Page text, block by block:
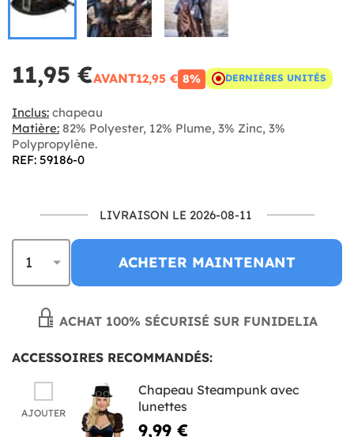
11,95 €AVANT12,95 € 8% DERNIÈRES UNITÉS
Inclus: chapeau
Matière: 82% Polyester, 12% Plume, 3% Zinc, 3%
Polypropylène.
REF: 59186-0
LIVRAISON LE 2026-08-11
ACHETER MAINTENANT
ACHAT 100% SÉCURISÉ SUR FUNIDELIA
ACCESSOIRES RECOMMANDÉS:
AJOUTER
Chapeau Steampunk avec
lunettes
9,99 €